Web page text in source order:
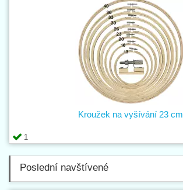
1
Kroužek na vyšívání 23 cm
Poslední navštívené